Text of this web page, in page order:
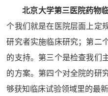
北京大学第三医院药物
个我们就是在医院层面上定
研究者实施临床研究；第二
的支持。第三个是检查我们
的方案。第四个对全院的研
够获知临床试验领域里的最新